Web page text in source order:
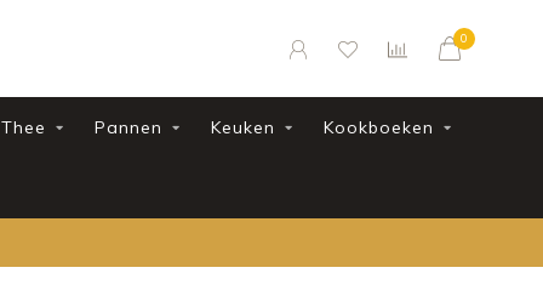
0
Thee Pannen Keuken Kookboeken